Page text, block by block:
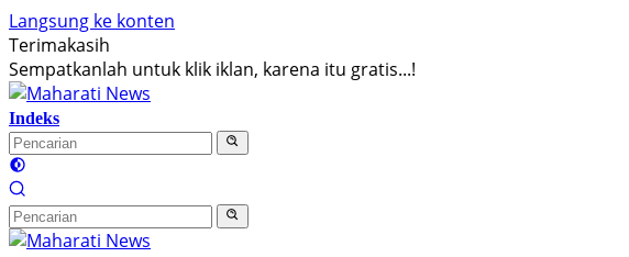
Langsung ke konten
Terimakasih
Sempatkanlah untuk klik iklan, karena itu gratis...!
Indeks